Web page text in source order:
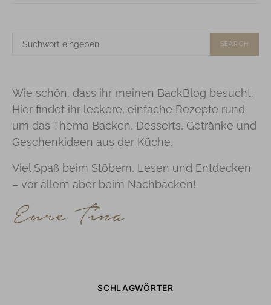
SUCHE
SEARCH
Wie schön, dass ihr meinen BackBlog besucht.
Hier findet ihr leckere, einfache Rezepte rund
um das Thema Backen, Desserts, Getränke und
Geschenkideen aus der Küche.
Viel Spaß beim Stöbern, Lesen und Entdecken
– vor allem aber beim Nachbacken!
SCHLAGWÖRTER